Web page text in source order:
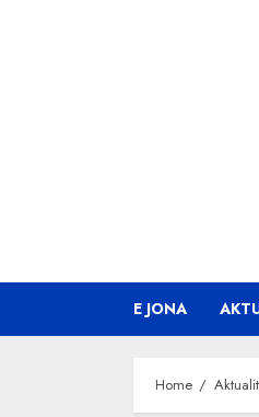
E JONA
Home